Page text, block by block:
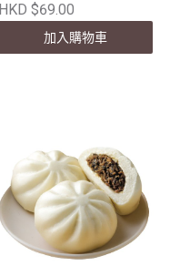
HKD $69.00
加入購物車